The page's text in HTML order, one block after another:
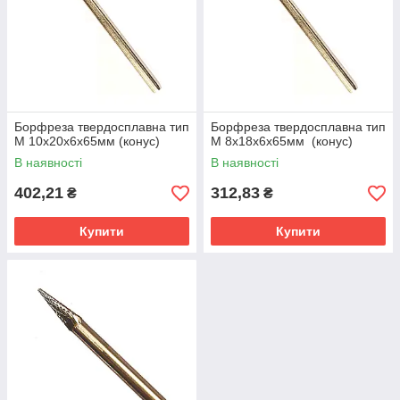
оброблюваних поверхонь.
Основні види борфрез, які можуть використовуватися для
вирішення завдань :
Конічна.
Сферична.
Сфероцилиндрическая.
Овальна.
Параболічна (з заокругленим і загостреним кінцем).
- для видалення крапа і облоя із заготовок або для роботи з
деталями з різних металів, для обробки зварних швів, різання
сталі, твердість якої більше 70 HRC;
- також можуть борфрезы використовуватися для обробки
отворів, з метою підігнати під потрібні розміри, щоб
відповідало кресленням.
Борфреза твердосплавна тип
М 10х20х6x65мм (конус)
В наявності
402,21 ₴
Купити
Борфреза твердосплавна тип
М 8х18х6x65мм (конус)
В наявності
312,83 ₴
Купити